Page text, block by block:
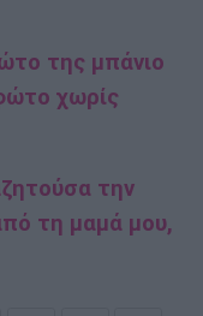
της μπάνιο
χωρίς
την
τη μαμά μου,